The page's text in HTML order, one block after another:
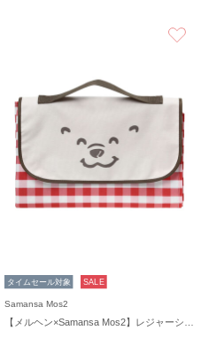
タイムセール対象 SALE
Samansa Mos2